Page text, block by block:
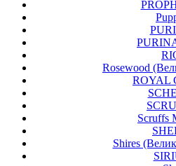
Rosewood
ROYAL
Scruffs
Shires